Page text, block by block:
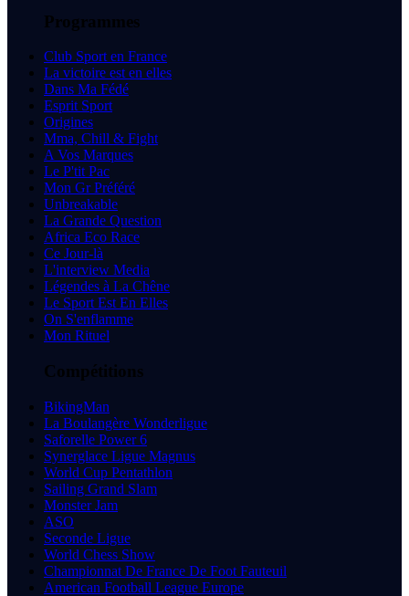
Programmes
Club Sport en France
La victoire est en elles
Dans Ma Fédé
Esprit Sport
Origines
Mma, Chill & Fight
A Vos Marques
Le P'tit Pac
Mon Gr Préféré
Unbreakable
La Grande Question
Africa Eco Race
Ce Jour-là
L'interview Media
Légendes à La Chêne
Le Sport Est En Elles
On S'enflamme
Mon Rituel
Compétitions
BikingMan
La Boulangère Wonderligue
Saforelle Power 6
Synerglace Ligue Magnus
World Cup Pentathlon
Sailing Grand Slam
Monster Jam
ASO
Seconde Ligue
World Chess Show
Championnat De France De Foot Fauteuil
American Football League Europe